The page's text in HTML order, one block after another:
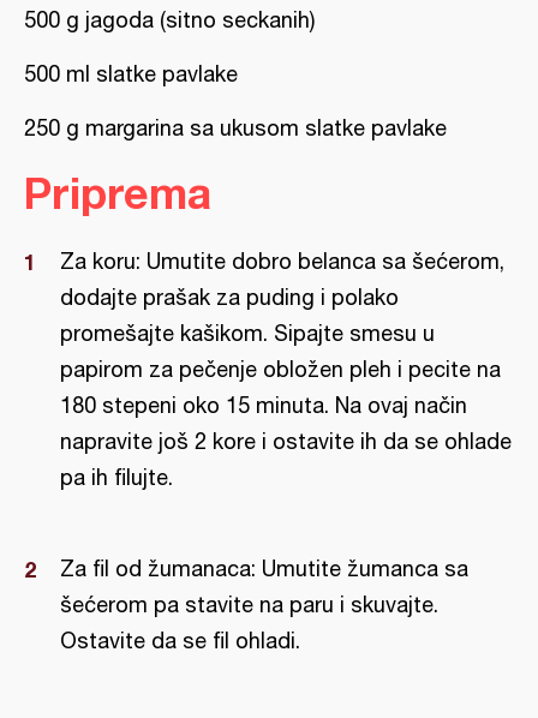
500 g jagoda (sitno seckanih)
500 ml slatke pavlake
250 g margarina sa ukusom slatke pavlake
Priprema
Za koru: Umutite dobro belanca sa šećerom,
dodajte prašak za puding i polako
promešajte kašikom. Sipajte smesu u
papirom za pečenje obložen pleh i pecite na
180 stepeni oko 15 minuta. Na ovaj način
napravite još 2 kore i ostavite ih da se ohlade
pa ih filujte.
Za fil od žumanaca: Umutite žumanca sa
šećerom pa stavite na paru i skuvajte.
Ostavite da se fil ohladi.